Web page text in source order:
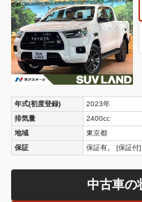
年式(初度登録) 2023年
排気量
2400cc
地域
東京都
保証
保証有。 [保証付
中古車の